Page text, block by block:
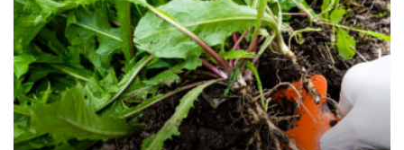
Zahrada
Design
Sledujte prima+